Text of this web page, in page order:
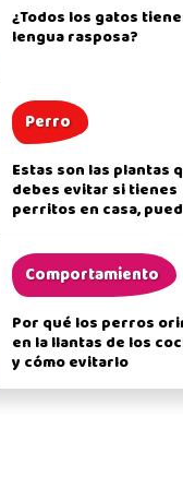
¿Todos los gatos
lengua rasposa?
Perro
Estas son las plantas
debes evitar si tienes
perritos en casa,
Comportamiento
Por qué los perros
en la llantas de los
y cómo evitarlo